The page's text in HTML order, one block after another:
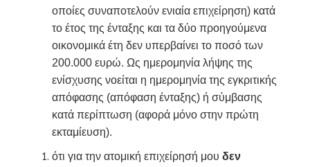
οποίες συναποτελούν ενιαία επιχείρηση) κατά
το έτος της ένταξης και τα δύο προηγούμενα
οικονομικά έτη δεν υπερβαίνει το ποσό των
200.000 ευρώ. Ως ημερομηνία λήψης της
ενίσχυσης νοείται η ημερομηνία της εγκριτικής
απόφασης (απόφαση ένταξης) ή σύμβασης
κατά περίπτωση (αφορά μόνο στην πρώτη
εκταμίευση).
ότι για την ατομική επιχείρησή μου δεν